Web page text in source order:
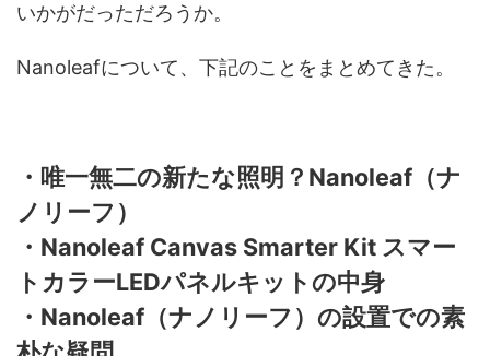
いかがだっただろうか。
Nanoleafについて、下記のことをまとめてきた。
・唯一無二の新たな照明？Nanoleaf（ナ
ノリーフ）
・Nanoleaf Canvas Smarter Kit スマー
トカラーLEDパネルキットの中身
・Nanoleaf（ナノリーフ）の設置での素